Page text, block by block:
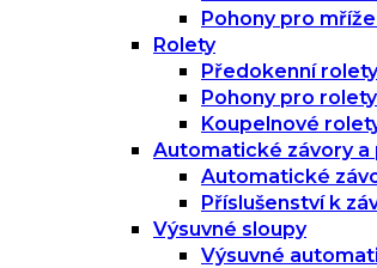
Pohony pro
Rolety
Předokenní rolety
Pohony pro
Koupelnové
Automatické závory a
Automatické
Příslušenství k
Výsuvné sloupy
Výsuvné